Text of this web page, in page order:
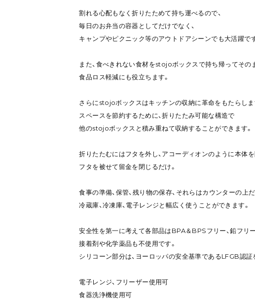
割れる心配もなく折りたためて持ち運べるので、
毎日のお弁当の容器としてだけでなく、
キャンプやピクニック等のアウトドアシーンでも大活躍です
また、食べきれない食材をstojoボックスで持ち帰ってその
食品ロス軽減にも役立ちます。
さらにstojoボックスはキッチンの収納に革命をもたらしま
スペースを節約するために、折りたたみ可能な構造で
他のstojoボックスと積み重ねて収納することができます。
折りたたむにはフタを外し、アコーディオンのように本体を
フタを被せて留金を閉じるだけ。
食事の準備、保管、残り物の保存、それらはカウンターの上だ
冷蔵庫、冷凍庫、電子レンジと幅広く使うことができます。
安全性を第一に考えて各部品はBPA＆BPSフリー、鉛フリー
接着剤や化学薬品も不使用です。
シリコーン部分は、ヨーロッパの安全基準であるLFGB認証
電子レンジ、フリーザー使用可
食器洗浄機使用可